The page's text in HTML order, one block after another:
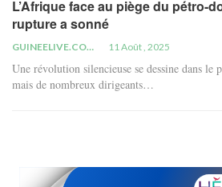
L’Afrique face au piège du pétro-
rupture a sonné
GUINEELIVE.COM 11 Août , 2025
Une révolution silencieuse se dessine dans le
mais de nombreux dirigeants…